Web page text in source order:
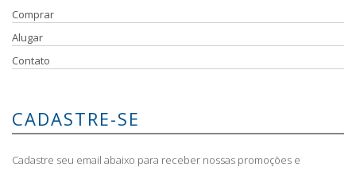
Comprar
Alugar
Contato
CADASTRE-SE
Cadastre seu email abaixo para receber nossas promoções e